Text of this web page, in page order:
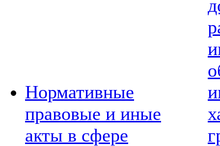
Нормативные
правовые и иные
акты в сфере